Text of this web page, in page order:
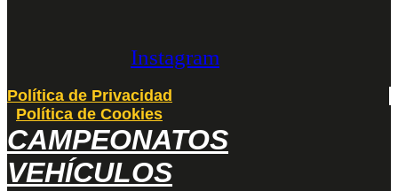
Instagram
Política de Privacidad
Política de Cookies
CAMPEONATOS
VEHÍCULOS